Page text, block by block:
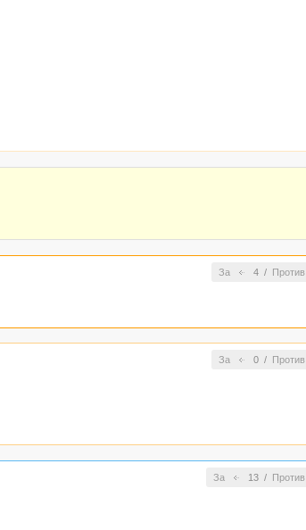
За 4/ Против
За 0/ Против
За 13/ Против